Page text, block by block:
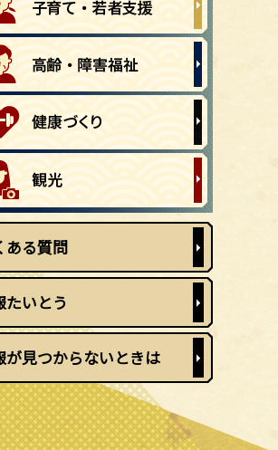
ある質問
たいとう
が見つからないときは